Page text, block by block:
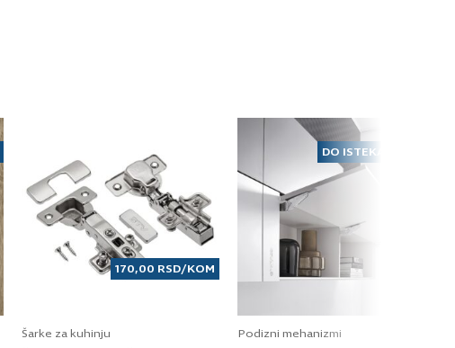
170,00 RSD/KOM
Šarke za kuhinju
DO ISTEKA ZALIHA
Podizni mehanizmi